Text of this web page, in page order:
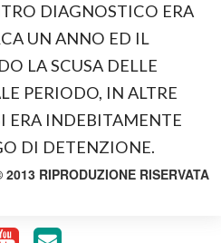
DIAGNOSTICO ERA
UN ANNO ED IL
LA SCUSA DELLE
PERIODO, IN ALTRE
ERA INDEBITAMENTE
DI DETENZIONE.
2013 RIPRODUZIONE RISERVATA